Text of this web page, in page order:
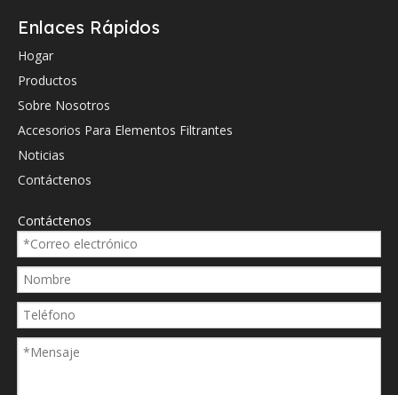
Enlaces Rápidos
Hogar
Productos
Sobre Nosotros
Accesorios Para Elementos Filtrantes
Noticias
Contáctenos
Contáctenos